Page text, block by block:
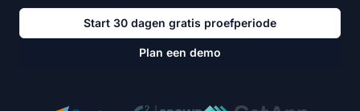
Start 30 dagen gratis proefperiode
Plan een demo